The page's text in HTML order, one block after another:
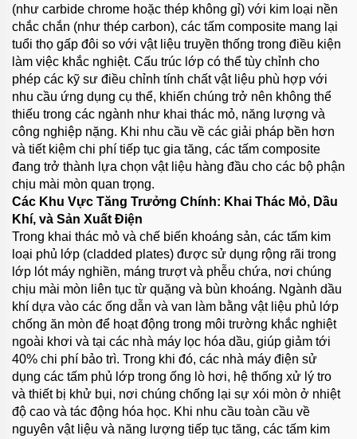
(như carbide chrome hoặc thép không gỉ) với kim loại nền
chắc chắn (như thép carbon), các tấm composite mang lại
tuổi thọ gấp đôi so với vật liệu truyền thống trong điều kiện
làm việc khắc nghiệt. Cấu trúc lớp có thể tùy chỉnh cho
phép các kỹ sư điều chỉnh tính chất vật liệu phù hợp với
nhu cầu ứng dụng cụ thể, khiến chúng trở nên không thể
thiếu trong các ngành như khai thác mỏ, năng lượng và
công nghiệp nặng. Khi nhu cầu về các giải pháp bền hơn
và tiết kiệm chi phí tiếp tục gia tăng, các tấm composite
đang trở thành lựa chọn vật liệu hàng đầu cho các bộ phận
chịu mài mòn quan trọng.
Các Khu Vực Tăng Trưởng Chính: Khai Thác Mỏ, Dầu
Khí, và Sản Xuất Điện
Trong khai thác mỏ và chế biến khoáng sản, các tấm kim
loại phủ lớp (cladded plates) được sử dụng rộng rãi trong
lớp lót máy nghiền, máng trượt và phễu chứa, nơi chúng
chịu mài mòn liên tục từ quặng và bùn khoáng. Ngành dầu
khí dựa vào các ống dẫn và van làm bằng vật liệu phủ lớp
chống ăn mòn để hoạt động trong môi trường khắc nghiệt
ngoài khơi và tại các nhà máy lọc hóa dầu, giúp giảm tới
40% chi phí bảo trì. Trong khi đó, các nhà máy điện sử
dụng các tấm phủ lớp trong ống lò hơi, hệ thống xử lý tro
và thiết bị khử bụi, nơi chúng chống lại sự xói mòn ở nhiệt
độ cao và tác động hóa học. Khi nhu cầu toàn cầu về
nguyên vật liệu và năng lượng tiếp tục tăng, các tấm kim